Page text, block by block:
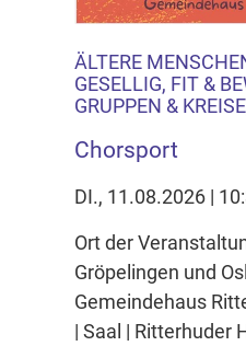
ÄLTERE
GESELLIG, FIT &
GRUPPEN &
Chorsport
DI., 11.08.2026 |
Ort der
Gröpelingen und
Gemeindehaus
| Saal | Ritterhuder